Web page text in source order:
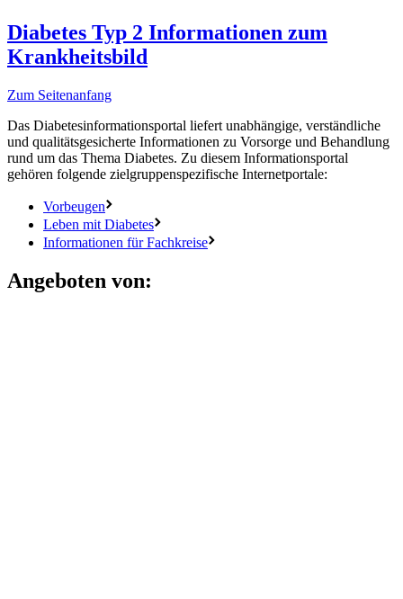
Diabetes Typ 2 Informationen zum
Krankheitsbild
Zum Seitenanfang
Das Diabetesinformationsportal liefert unabhängige, verständliche
und qualitätsgesicherte Informationen zu Vorsorge und Behandlung
rund um das Thema Diabetes. Zu diesem Informationsportal
gehören folgende zielgruppenspezifische Internetportale:
Vorbeugen
Leben mit Diabetes
Informationen für Fachkreise
Angeboten von: